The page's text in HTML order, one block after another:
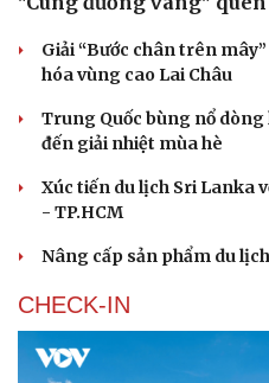
Văn hóa
Sân khấu - Điện ảnh
Văn học
Di sản
Giải “Bước chân trên
hóa vùng cao Lai Châu
Trung Quốc bùng nổ dòng
đến giải nhiệt mùa hè
Xúc tiến du lịch Sri Lanka
- TP.HCM
Nâng cấp sản phẩm du
CHECK-IN